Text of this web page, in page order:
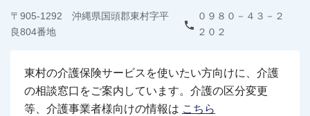
〒905-1292 沖縄県国頭郡東村字平
良804番地
０９８０－４３－２
２０２
東村の介護保険サービスを使いたい方向けに、介護
の相談窓口をご案内しています。介護の区分変更
等、介護事業者様向けの情報は こちら